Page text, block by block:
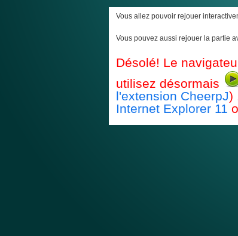
Vous allez pouvoir rejouer
Vous pouvez aussi rejouer la partie
Désolé! Le
utilisez désormais
l'extension CheerpJ)
Internet Explorer 11